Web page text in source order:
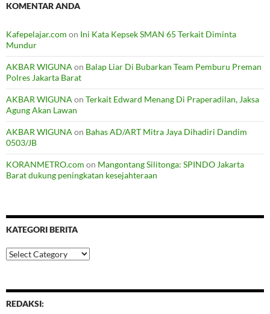
KOMENTAR ANDA
Kafepelajar.com on Ini Kata Kepsek SMAN 65 Terkait Diminta
Mundur
AKBAR WIGUNA on Balap Liar Di Bubarkan Team Pemburu Preman
Polres Jakarta Barat
AKBAR WIGUNA on Terkait Edward Menang Di Praperadilan, Jaksa
Agung Akan Lawan
AKBAR WIGUNA on Bahas AD/ART Mitra Jaya Dihadiri Dandim
0503/JB
KORANMETRO.com on Mangontang Silitonga: SPINDO Jakarta
Barat dukung peningkatan kesejahteraan
KATEGORI BERITA
Kategori
Berita
REDAKSI: